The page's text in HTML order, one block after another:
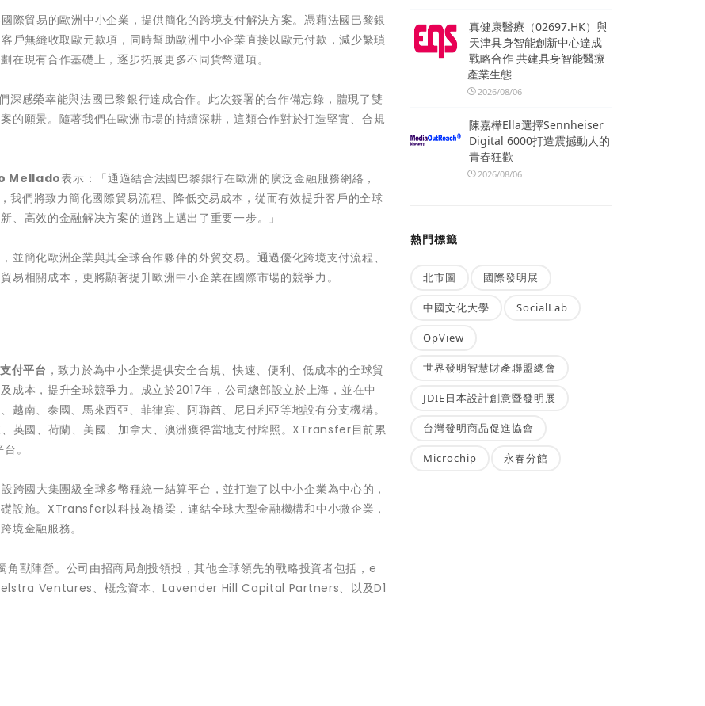
貿易的歐洲中小企業，提供簡化的跨境支付解決方案。憑藉法國巴黎銀
無縫收取歐元款項，同時幫助歐洲中小企業直接以歐元付款，減少繁瑣
在現有合作基礎上，逐步拓展更多不同貨幣選項。
深感榮幸能與法國巴黎銀行達成合作。此次簽署的合作備忘錄，體現了雙
的願景。隨著我們在歐洲市場的持續深耕，這類合作對於打造堅實、合規
Mellado表示：「通過結合法國巴黎銀行在歐洲的廣泛金融服務網絡，
們將致力簡化國際貿易流程、降低交易成本，從而有效提升客戶的全球
高效的金融解决方案的道路上邁出了重要一步。」
並簡化歐洲企業與其全球合作夥伴的外貿交易。通過優化跨境支付流程、
相關成本，更將顯著提升歐洲中小企業在國際市場的競爭力。
付平台 ，致力於為中小企業提供安全合規、快速、便利、低成本的全球貿
成本，提升全球競爭力。成立於2017年，公司總部設立於上海，並在中
越南、泰國、馬來西亞、菲律宾、阿聯酋、尼日利亞等地設有分支機構。
英國、荷蘭、美國、加拿大、澳洲獲得當地支付牌照。XTransfer目前累
。
國大集團級全球多幣種統一結算平台，並打造了以中小企業為中心的，
設施。XTransfer以科技為橋梁，連結全球大型金融機構和中小微企業，
境金融服務。
獸陣營。公司由招商局創投領投，其他全球領先的戰略投資者包括，e
Ventures、概念資本、Lavender Hill Capital Partners、以及D1
真健康醫療（02697.HK）與
天津具身智能創新中心達成
戰略合作 共建具身智能醫療
產業生態
2026/08/06
陳嘉樺Ella選擇Sennheiser
Digital 6000打造震撼動人的
青春狂歡
2026/08/06
熱門標籤
北市圖 國際發明展
中國文化大學 SocialLab
OpView
世界發明智慧財產聯盟總會
JDIE日本設計創意暨發明展
台灣發明商品促進協會
Microchip 永春分館